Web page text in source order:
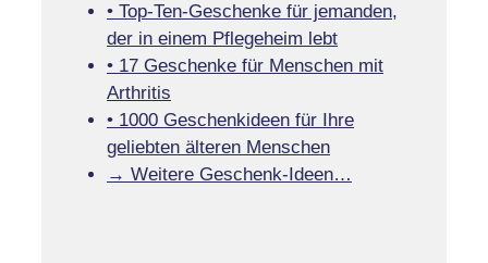
• Top-Ten-Geschenke für jemanden,
der in einem Pflegeheim lebt
• 17 Geschenke für Menschen mit
Arthritis
• 1000 Geschenkideen für Ihre
geliebten älteren Menschen
→ Weitere Geschenk-Ideen…